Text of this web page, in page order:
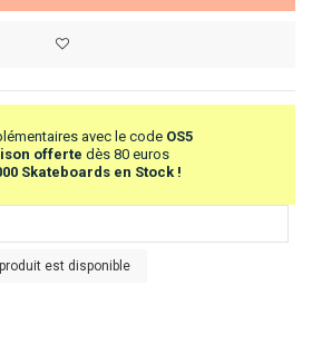
avec le code OS5
offerte dès 80 euros
Skateboards en Stock !
est disponible